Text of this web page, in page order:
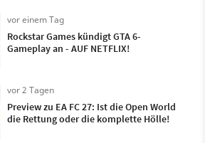
vor einem Tag
Rockstar Games kündigt GTA 6-
Gameplay an - AUF NETFLIX!
vor 2 Tagen
Preview zu EA FC 27: Ist die Open World
die Rettung oder die komplette Hölle!